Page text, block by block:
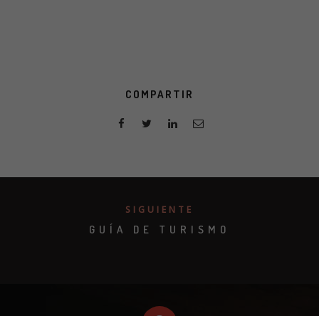
COMPARTIR
SIGUIENTE
GUÍA DE TURISMO